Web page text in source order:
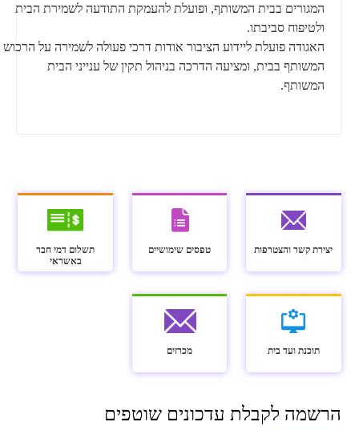
המגורים בבית המשותף, ופועלת להעמקת התודעה לשמירת הבית
ולטיפוח סביבתו.
האגודה פועלת ליידוע הציבור אודות דרכי פעולה לשמירה על הרכוש
המשותף בבית, ומציעה הדרכה בניהול תקין של ענייני הבית
המשותף.
יצירת קשר והצטרפות טפסים שימושיים
תשלום דמי חבר
באשראי
תוכנת ועד בית מכרזים
הרשמה לקבלת עדכונים שוטפים